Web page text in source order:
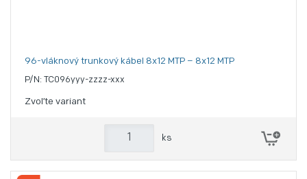
96-vláknový trunkový kábel 8x12 MTP – 8x12 MTP
P/N: TC096yyy-zzzz-xxx
Zvoľte variant
ks